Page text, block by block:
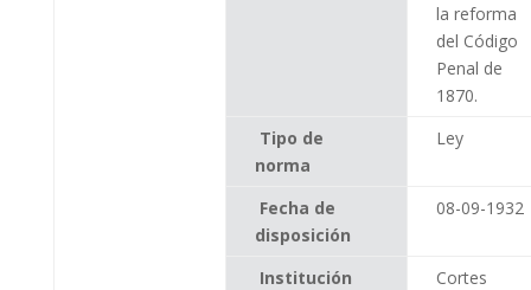
la reforma
del Código
Penal de
1870.
Tipo de
norma
Ley
Fecha de
disposición
08-09-1932
Institución
Cortes